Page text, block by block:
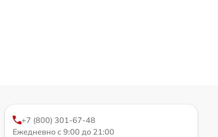
+7 (800) 301-67-48
Ежедневно с 9:00 до 21:00